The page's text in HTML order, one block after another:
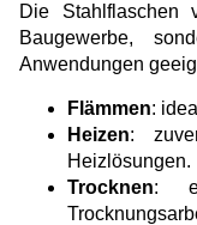
Die
Baugewerbe,
Anwendungen
Flämmen:
Heizen:
Heizlösungen.
Trocknen: